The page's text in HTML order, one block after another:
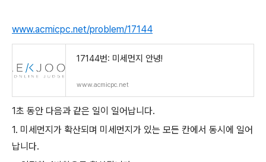
www.acmicpc.net/problem/17144
17144번: 미세먼지 안녕!
www.acmicpc.net
1초 동안 다음과 같은 일이 일어납니다.
1. 미세먼지가 확산되며 미세먼지가 있는 모든 칸에서 동시에 일어
납니다.